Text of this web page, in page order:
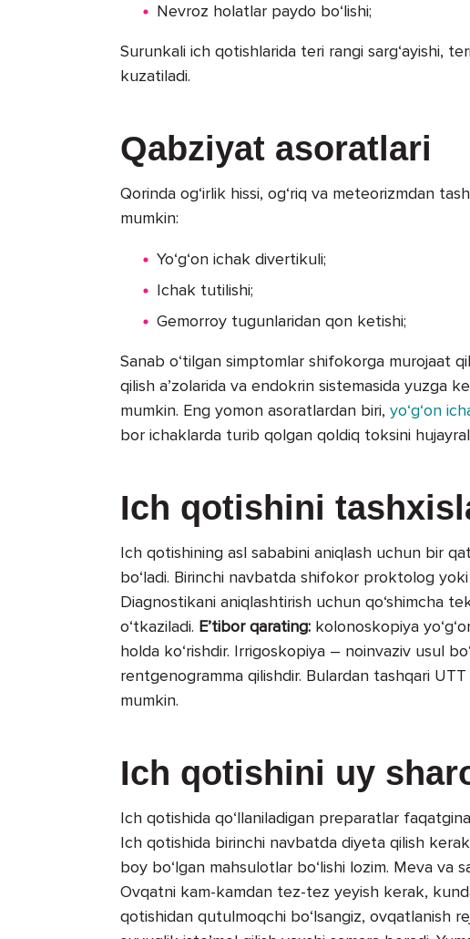
Nevroz holatlar paydo bo‘lishi;
Surunkali ich qotishlarida teri rangi sarg‘ayishi,
kuzatiladi.
Qabziyat asoratlari
Qorinda og‘irlik hissi, og‘riq va meteorizmdan
mumkin:
Yo‘g‘on ichak divertikuli;
Ichak tutilishi;
Gemorroy tugunlaridan qon ketishi;
Sanab o‘tilgan simptomlar shifokorga murojaat
qilish a’zolarida va endokrin sistemasida yuzga
mumkin. Eng yomon asoratlardan biri, yo‘g‘on
bor ichaklarda turib qolgan qoldiq toksini
Ich qotishini
Ich qotishining asl sababini aniqlash uchun bir
bo‘ladi. Birinchi navbatda shifokor proktolog
Diagnostikani aniqlashtirish uchun qo‘shimcha
o‘tkaziladi. E’tibor qarating: kolonoskopiya
holda ko‘rishdir. Irrigoskopiya – noinvaziv usul
rentgenogramma qilishdir. Bulardan tashqari UTT
mumkin.
Ich qotishini uy
Ich qotishida qo‘llaniladigan preparatlar
Ich qotishida birinchi navbatda diyeta qilish
boy bo‘lgan mahsulotlar bo‘lishi lozim. Meva va
Ovqatni kam-kamdan tez-tez yeyish kerak,
qotishidan qutulmoqchi bo‘lsangiz, ovqatlanish